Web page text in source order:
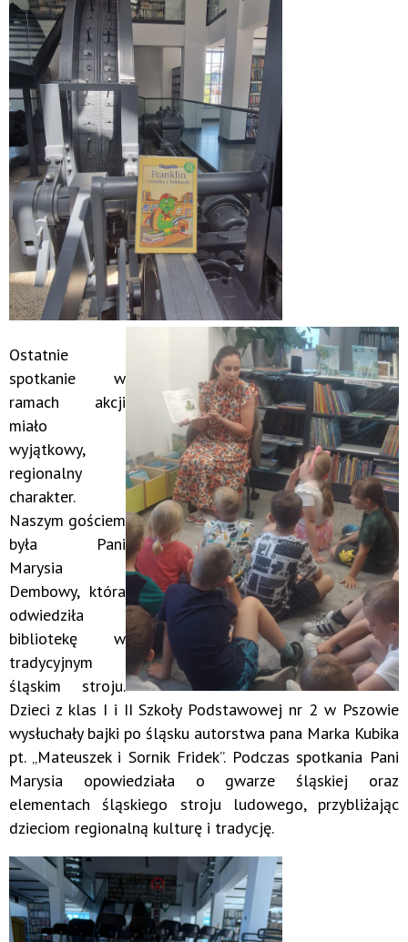
Ostatnie
spotkanie w
ramach akcji
miało
wyjątkowy,
regionalny
charakter.
Naszym gościem
była Pani
Marysia
Dembowy, która
odwiedziła
bibliotekę w
tradycyjnym
śląskim stroju.
Dzieci z klas I i II Szkoły Podstawowej nr 2 w Pszowie
wysłuchały bajki po śląsku autorstwa pana Marka Kubika
pt. „Mateuszek i Sornik Fridek”. Podczas spotkania Pani
Marysia opowiedziała o gwarze śląskiej oraz
elementach śląskiego stroju ludowego, przybliżając
dzieciom regionalną kulturę i tradycję.